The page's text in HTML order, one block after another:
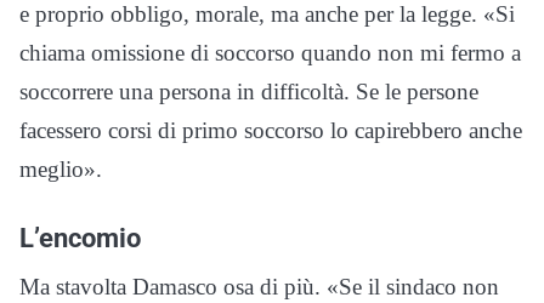
e proprio obbligo, morale, ma anche per la legge. «Si
chiama omissione di soccorso quando non mi fermo a
soccorrere una persona in difficoltà. Se le persone
facessero corsi di primo soccorso lo capirebbero anche
meglio».
L’encomio
Ma stavolta Damasco osa di più. «Se il sindaco non